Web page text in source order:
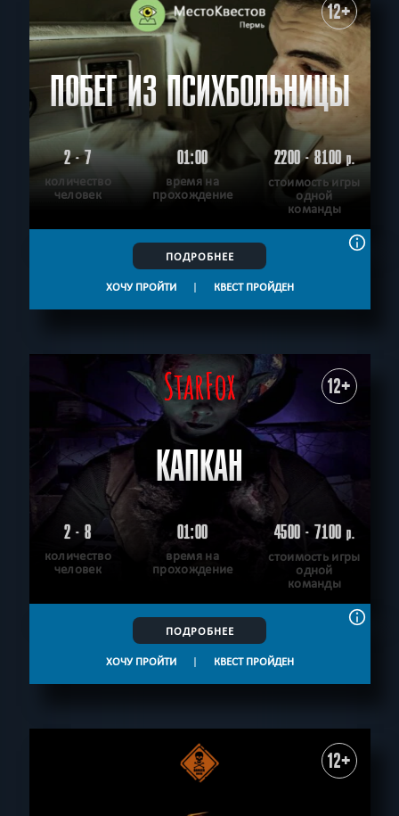
12+
ПОБЕГ ИЗ ПСИХБОЛЬНИЦЫ
2 - 7
количество
человек
01:00
время на
прохождение
2200 - 8100р.
стоимость игры
одной
команды
ПОДРОБНЕЕ
ХОЧУ ПРОЙТИ | КВЕСТ ПРОЙДЕН
12+
КАПКАН
2 - 8
количество
человек
01:00
время на
прохождение
4500 - 7100р.
стоимость игры
одной
команды
ПОДРОБНЕЕ
ХОЧУ ПРОЙТИ | КВЕСТ ПРОЙДЕН
12+